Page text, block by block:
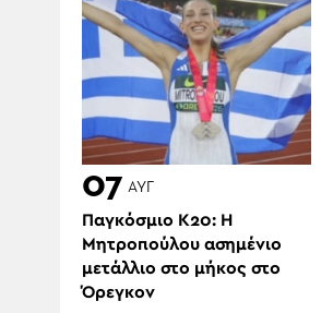
07 ΑΥΓ
Παγκόσμιο Κ20: Η
Μητροπούλου ασημένιο
μετάλλιο στο μήκος στο
Όρεγκον